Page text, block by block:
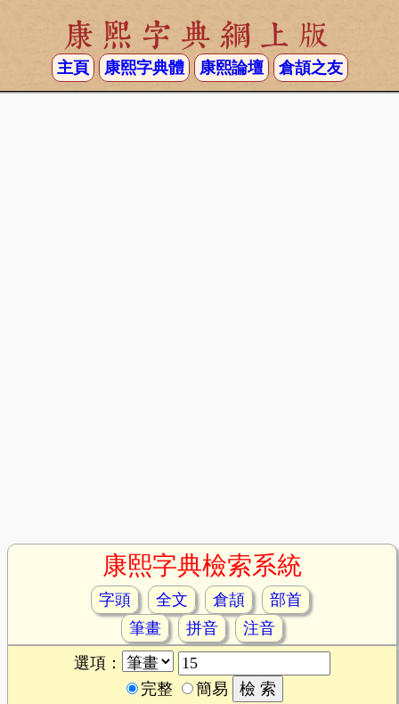
康熙字典網上版
主頁 康熙字典體 康熙論壇 倉頡之友
康熙字典檢索系統
字頭 全文 倉頡
部首
筆畫
拼音
注音
選項：
完整
簡易